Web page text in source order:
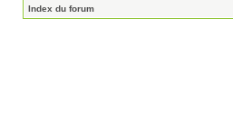
Index du forum